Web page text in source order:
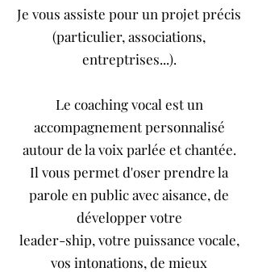
Je vous assiste pour un projet précis
(particulier, associations,
entreptrises...).
Le coaching vocal est un
accompagnement personnalisé
autour de la voix parlée et chantée.
Il vous permet d'oser prendre la
parole en public avec aisance, de
développer votre
leader-ship, votre puissance vocale,
vos intonations, de mieux